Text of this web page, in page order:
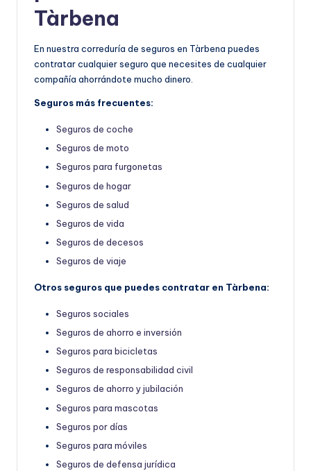
Tàrbena
En nuestra correduría de seguros en Tàrbena puedes
contratar cualquier seguro que necesites de cualquier
compañía ahorrándote mucho dinero.
Seguros más frecuentes:
Seguros de coche
Seguros de moto
Seguros para furgonetas
Seguros de hogar
Seguros de salud
Seguros de vida
Seguros de decesos
Seguros de viaje
Otros seguros que puedes contratar en Tàrbena:
Seguros sociales
Seguros de ahorro e inversión
Seguros para bicicletas
Seguros de responsabilidad civil
Seguros de ahorro y jubilación
Seguros para mascotas
Seguros por días
Seguros para móviles
Seguros de defensa jurídica